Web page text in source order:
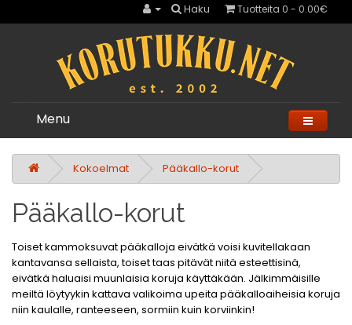
Haku Tuotteita 0 - 0.00€
Menu
Kokoelmat Pääkallo-korut
Pääkallo-korut
Toiset kammoksuvat pääkalloja eivätkä voisi kuvitellakaan
kantavansa sellaista, toiset taas pitävät niitä esteettisinä,
eivätkä haluaisi muunlaisia koruja käyttäkään. Jälkimmäisille
meiltä löytyykin kattava valikoima upeita pääkalloaiheisia koruja
niin kaulalle, ranteeseen, sormiin kuin korviinkin!